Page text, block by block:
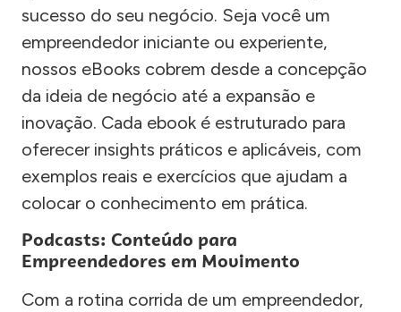
sucesso do seu negócio. Seja você um
empreendedor iniciante ou experiente,
nossos eBooks cobrem desde a concepção
da ideia de negócio até a expansão e
inovação. Cada ebook é estruturado para
oferecer insights práticos e aplicáveis, com
exemplos reais e exercícios que ajudam a
colocar o conhecimento em prática.
Podcasts: Conteúdo para
Empreendedores em Movimento
Com a rotina corrida de um empreendedor,